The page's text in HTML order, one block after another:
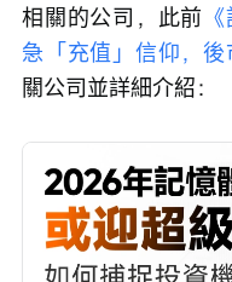
相關的公司，此前
急「充值」信仰，
關公司並詳細介紹：